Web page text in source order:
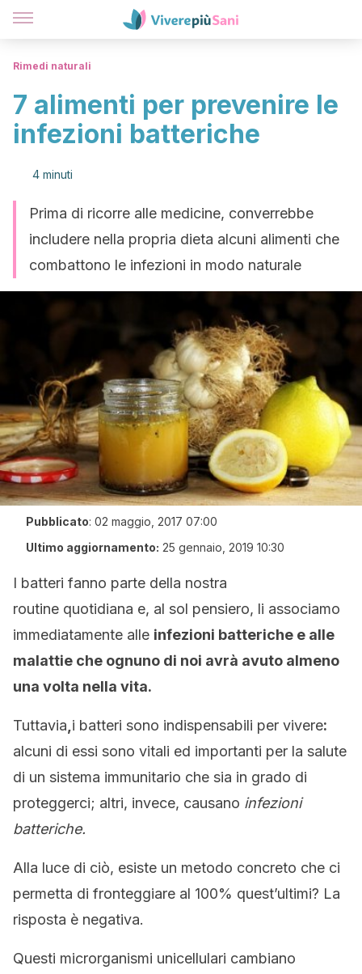
Rimedi naturali
7 alimenti per prevenire le
infezioni batteriche
4 minuti
Prima di ricorre alle medicine, converrebbe
includere nella propria dieta alcuni alimenti che
combattono le infezioni in modo naturale
Pubblicato: 02 maggio, 2017 07:00
Ultimo aggiornamento: 25 gennaio, 2019 10:30
I batteri fanno parte della nostra
routine quotidiana e, al sol pensiero, li associamo
immediatamente alle infezioni batteriche e alle
malattie che ognuno di noi avrà avuto almeno
una volta nella vita.
Tuttavia i batteri sono indispensabili per vivere:
alcuni di essi sono vitali ed importanti per la salute
di un sistema immunitario che sia in grado di
proteggerci; altri, invece, causano infezioni
batteriche.
Alla luce di ciò, esiste un metodo concreto che ci
permetta di fronteggiare al 100% quest’ultimi? La
risposta è negativa.
Questi microrganismi unicellulari cambiano